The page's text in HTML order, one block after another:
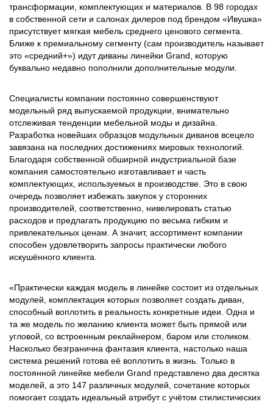
трансформации, комплектующих и материалов. В 98 городах
в собственной сети и салонах дилеров под брендом «Ивушка»
присутствует мягкая мебель среднего ценового сегмента.
Ближе к премиальному сегменту (сам производитель называет
это «средний+») идут диваны линейки Grand, которую
буквально недавно пополнили дополнительные модули.
Специалисты компании постоянно совершенствуют
модельный ряд выпускаемой продукции, внимательно
отслеживая тенденции мебельной моды и дизайна.
Разработка новейших образцов модульных диванов всецело
завязана на последних достижениях мировых технологий.
Благодаря собственной обширной индустриальной базе
компания самостоятельно изготавливает и часть
комплектующих, используемых в производстве. Это в свою
очередь позволяет избежать закупок у сторонних
производителей, соответственно, нивелировать статью
расходов и предлагать продукцию по весьма гибким и
привлекательных ценам. А значит, ассортимент компании
способен удовлетворить запросы практически любого
искушённого клиента.
«Практически каждая модель в линейке состоит из отдельных
модулей, комплектация которых позволяет создать диван,
способный воплотить в реальность конкретные идеи. Одна и
та же модель по желанию клиента может быть прямой или
угловой, со встроенным реклайнером, баром или столиком.
Насколько безгранична фантазия клиента, настолько наша
система решений готова её воплотить в жизнь. Только в
постоянной линейке мебели Grand представлено два десятка
моделей, а это 147 различных модулей, сочетание которых
помогает создать идеальный атрибут с учётом стилистических